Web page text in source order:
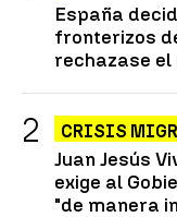
España
fronterizos
rechazase
CRISIS
Juan Jesús
exige al
"de manera